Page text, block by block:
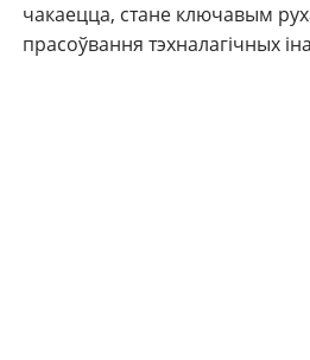
чакаецца, стане ключавым
прасоўвання тэхналагічных